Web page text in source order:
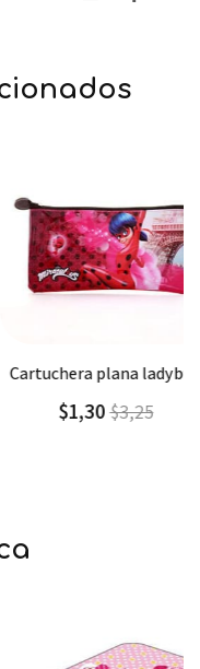
Agregar Detalle
cartuchera plana ladybug
$1,30$3,25